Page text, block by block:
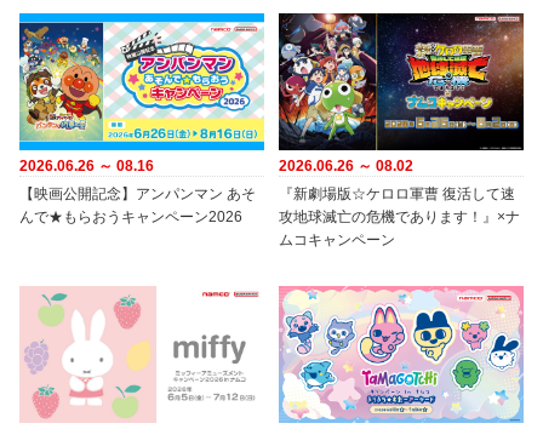
2026.06.26 ～ 08.16
【映画公開記念】アンパンマン あそ
んで★もらおうキャンペーン2026
2026.06.26 ～ 08.02
『新劇場版☆ケロロ軍曹 復活して速
攻地球滅亡の危機であります！』×ナ
ムコキャンペーン